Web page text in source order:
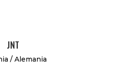
JNT
/ Alemania